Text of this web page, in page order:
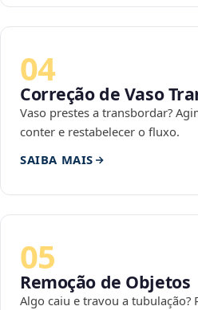
04
Correção de Vaso
Vaso prestes a transbordar?
conter e restabelecer o fluxo.
SAIBA MAIS
05
Remoção de Objetos
Algo caiu e travou a tubulação?